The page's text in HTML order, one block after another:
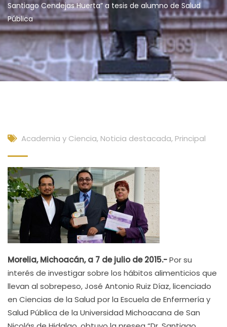
Santiago Cendejas Huerta” a tesis de alumno de Salud
Pública
Academia y Ciencia, Noticia destacada, Principal
Morelia, Michoacán, a 7 de julio de 2015.-Por su
interés de investigar sobre los hábitos alimenticios que
llevan al sobrepeso, José Antonio Ruiz Díaz, licenciado
en Ciencias de la Salud por la Escuela de Enfermería y
Salud Pública de la Universidad Michoacana de San